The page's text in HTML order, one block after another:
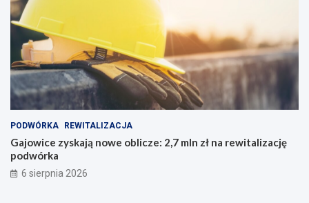
PODWÓRKA REWITALIZACJA
Gajowice zyskają nowe oblicze: 2,7 mln zł na rewitalizację
podwórka
6 sierpnia 2026